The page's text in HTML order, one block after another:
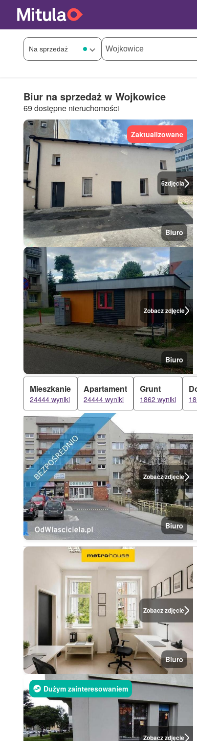
Biur na sprzedaż w Wojkowice
69 dostępne nieruchomości
6zdjęcia
Zaktualizowane
Biuro
Zobacz zdjęcie
Biuro
Mieszkanie
24444 wyniki
Apartament
24444 wyniki
Grunt
1862 wyniki
Zobacz zdjęcie
Biuro
Zobacz zdjęcie
Biuro
Zobacz zdjęcie
Dużym zainteresowaniem